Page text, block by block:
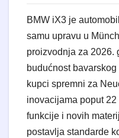
BMW iX3 je
samu upravu u
proizvodnja za 2026.
budućnost
kupci spremni za
inovacijama poput
funkcije i novih
postavlja standarde